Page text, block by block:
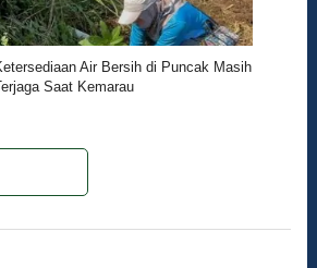
Air Bersih di Puncak Masih
Saat Kemarau